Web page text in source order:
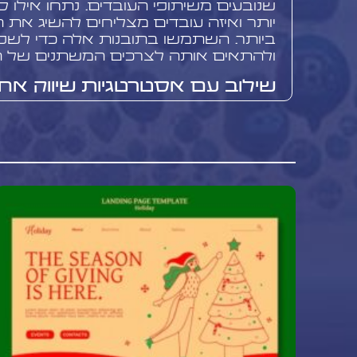
שנובעים משיתופי העובדים. נתחו אילו
יותר ואיזה עובדים מצליחים להשיג
ביותר. השתמשו בתובנות אלה כדי
ולהתאים אותה לצרכים המשתנים של
שילוב עם אסטרטגיות שיווק
פרסום באינסטגרם, מה שמוסיף
השיווקיים. בנוסף, שקלו כיצד שיתופי
במאמציקידום אתריםוקידום אורגני.
שירותי בוסט מדיה לשיווק
בוסט מדיה מציעה מגוון שירותים
אסטרטגיות שיווק באמצעות עובדים.
החברה מסייע בכל שלבי התהליך, החל
ונהלים, דרך הדרכת עובדים, ועד לניתוח
מתמדת. השירותים כוללים יצירת תוכן